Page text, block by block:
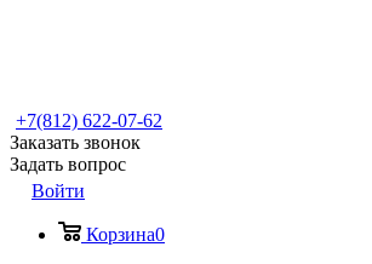
+7(812) 622-07-62
Заказать звонок
Задать вопрос
Войти
Корзина0